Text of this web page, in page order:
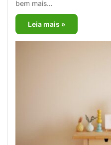
bem mais…
Leia mais »